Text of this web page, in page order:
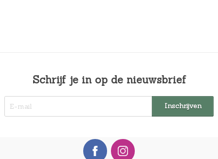
Schrijf je in op de nieuwsbrief